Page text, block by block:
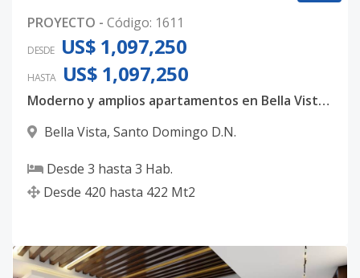
PROYECTO - Código: 1611
DESDE US$ 1,097,250
HASTA US$ 1,097,250
Moderno y amplios apartamentos en Bella Vista, con 3 habitaciones, 3.5 baños y 4 parqueos techados
Bella Vista, Santo Domingo D.N.
Desde 3 hasta 3 Hab.
Desde 420 hasta 422 Mt2